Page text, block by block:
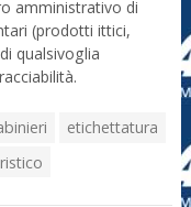
amministrativo di
(prodotti ittici,
qualsivoglia
etichettatura